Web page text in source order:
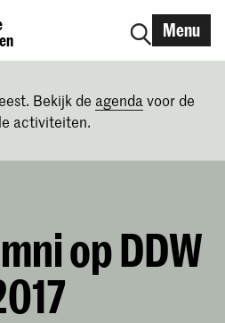
Menu
Bekijk de agenda voor de
activiteiten.
op DDW